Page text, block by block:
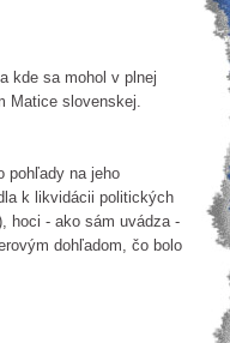
kde sa mohol v plnej
Matice slovenskej.
pohľady na jeho
k likvidácii politických
hoci - ako sám uvádza -
dohľadom, čo bolo